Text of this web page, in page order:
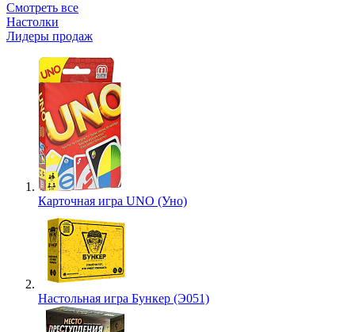
Смотреть все
Настолки
Лидеры продаж
Карточная игра UNO (Уно)
Настольная игра Бункер (Э051)